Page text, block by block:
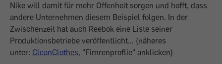
Nike will damit für mehr Offenheit sorgen und hofft, dass
andere Unternehmen diesem Beispiel folgen. In der
Zwischenzeit hat auch Reebok eine Liste seiner
Produktionsbetriebe veröffentlicht... (näheres
unter: CleanClothes, "Fimrenproflie" anklicken)